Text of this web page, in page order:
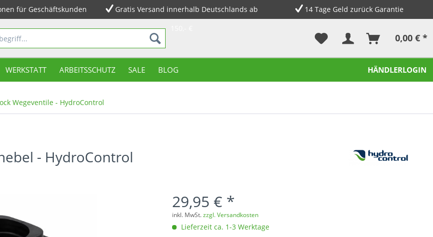
für Geschäftskunden
Gratis Versand innerhalb Deutschlands ab
14 Tage Geld zurück Garantie
0,00 € *
WERKSTATT ARBEITSSCHUTZ SALE BLOG HÄNDLERLOGIN
Wegeventile - HydroControl
- HydroControl
29,95 € *
inkl. MwSt.zzgl. Versandkosten
Lieferzeit ca. 1-3 Werktage